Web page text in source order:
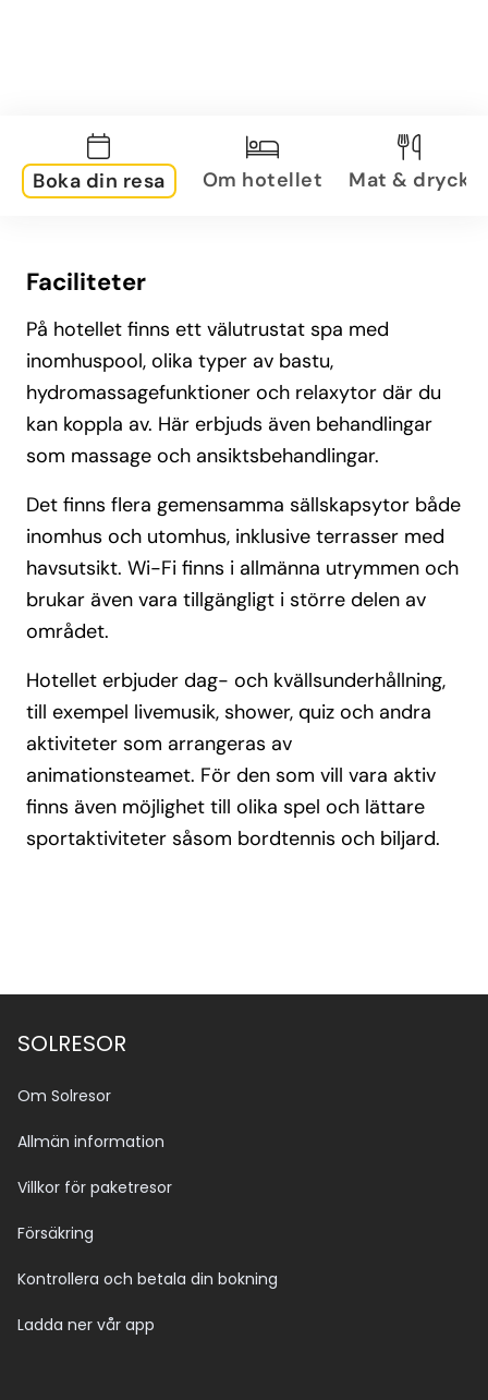
Boka din resa Om hotellet Mat & dryck
Faciliteter
På hotellet finns ett välutrustat spa med
inomhuspool, olika typer av bastu,
hydromassagefunktioner och relaxytor där du
kan koppla av. Här erbjuds även behandlingar
som massage och ansiktsbehandlingar.
Det finns flera gemensamma sällskapsytor både
inomhus och utomhus, inklusive terrasser med
havsutsikt. Wi-Fi finns i allmänna utrymmen och
brukar även vara tillgängligt i större delen av
området.
Hotellet erbjuder dag- och kvällsunderhållning,
till exempel livemusik, shower, quiz och andra
aktiviteter som arrangeras av
animationsteamet. För den som vill vara aktiv
finns även möjlighet till olika spel och lättare
sportaktiviteter såsom bordtennis och biljard.
SOLRESOR
Om Solresor
Allmän information
Villkor för paketresor
Försäkring
Kontrollera och betala din bokning
Ladda ner vår app